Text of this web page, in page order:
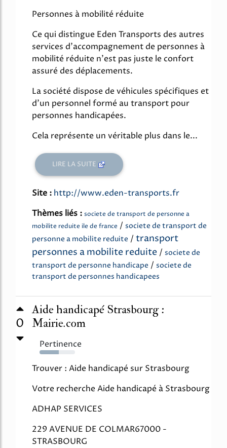
Personnes à mobilité réduite
Ce qui distingue Eden Transports des autres
services d'accompagnement de personnes à
mobilité réduite n'est pas juste le confort
assuré des déplacements.
La société dispose de véhicules spécifiques et
d'un personnel formé au transport pour
personnes handicapées.
Cela représente un véritable plus dans le...
LIRE LA SUITE
Site : http://www.eden-transports.fr
Thèmes liés : societe de transport de personne a
mobilite reduite ile de france / societe de transport de
personne a mobilite reduite / transport
personnes a mobilite reduite / societe de
transport de personne handicape / societe de
transport de personnes handicapees
0
Aide handicapé Strasbourg :
Mairie.com
Pertinence
54%
Trouver : Aide handicapé sur Strasbourg
Votre recherche Aide handicapé à Strasbourg
ADHAP SERVICES
229 AVENUE DE COLMAR67000 -
STRASBOURG